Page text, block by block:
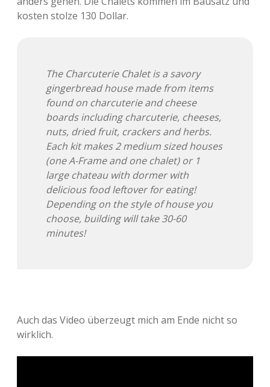
kosten stolze 130 Dollar.
The Charcuterie Chalet is a savory
gingerbread house made from items
found on charcuterie and cheese
boards including charcuterie, cheeses,
nuts, dried fruit, crackers and herbs.
Each kit makes 2 medium sized houses
(one A-Frame and one chalet) or 1
large chateau with dormer with
delicious food leftover for eating!
Depending on the style of house you
choose, building will take 30-60
minutes!
Auch das Video überzeugt mich am Ende nicht so
wirklich.